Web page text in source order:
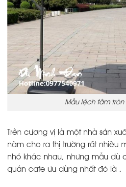
Mẫu lệch tâm tròn
Trên cương vị là một nhà sản
năm cho ra thị trường rất nhiều
nhỏ khác nhau, nhưng mẫu dù
quán cafe ưu dùng nhất đó là .